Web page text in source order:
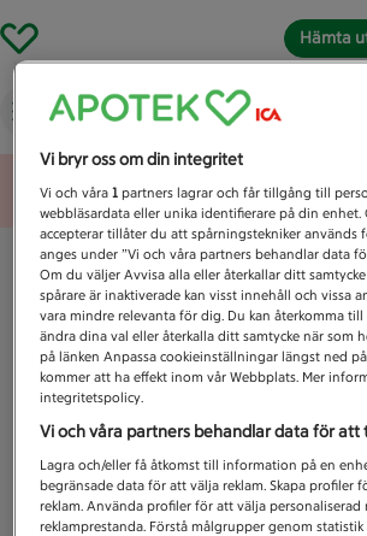
Hämta
Vad letar du efter idag?
Unknown error
Vi bryr oss om din integritet
Vi och våra1 partners lagrar och får tillgång till
webbläsardata eller unika identifierare på din enhet.
accepterar tillåter du att spårningstekniker används
anges under ”Vi och våra partners behandlar data
Om du väljer Avvisa alla eller återkallar ditt
spårare är inaktiverade kan visst innehåll och vissa
vara mindre relevanta för dig. Du kan återkomma
ändra dina val eller återkalla ditt samtycke när som
på länken Anpassa cookieinställningar längst ned
kommer att ha effekt inom vår Webbplats. Mer
integritetspolicy.
Vi och våra partners behandlar data för att
Lagra och/eller få åtkomst till information på en
begränsade data för att välja reklam. Skapa profiler
reklam. Använda profiler för att välja personaliserad
reklamprestanda. Förstå målgrupper genom